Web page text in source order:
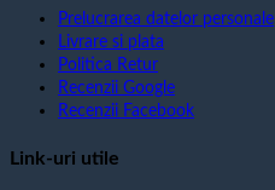
Prelucrarea datelor personale
Livrare si plata
Politica Retur
Recenzii Google
Recenzii Facebook
Link-uri utile